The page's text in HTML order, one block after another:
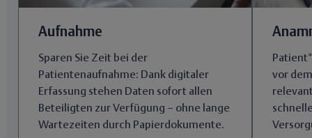
Aufnahme
Sparen Sie Zeit bei der
Patientenaufnahme: Dank digitaler
Erfassung stehen Daten sofort allen
Beteiligten zur Verfügung – ohne lange
Wartezeiten durch Papierdokumente.
vor